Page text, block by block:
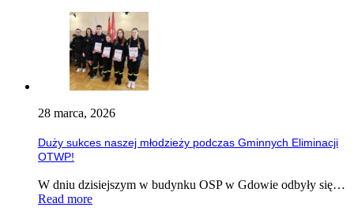
28 marca, 2026
Duży sukces naszej młodzieży podczas Gminnych Eliminacji
OTWP!
W dniu dzisiejszym w budynku OSP w Gdowie odbyły się…
Read more